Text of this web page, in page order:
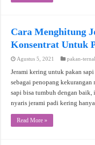
Cara Menghitung
Konsentrat Untuk
Agustus 5, 2021 pakan-
Jerami kering untuk pakan
sebagai penopang
sapi bisa tumbuh dengan
nyaris jerami padi kering
Read More »